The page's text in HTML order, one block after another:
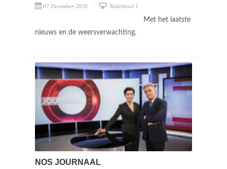
07 December 2020 Nederland 1
Met het laatste
nieuws en de weersverwachting.
NOS JOURNAAL